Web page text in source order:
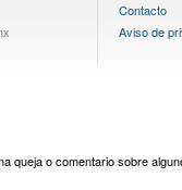
Contacto
Aviso de
queja o comentario sobre